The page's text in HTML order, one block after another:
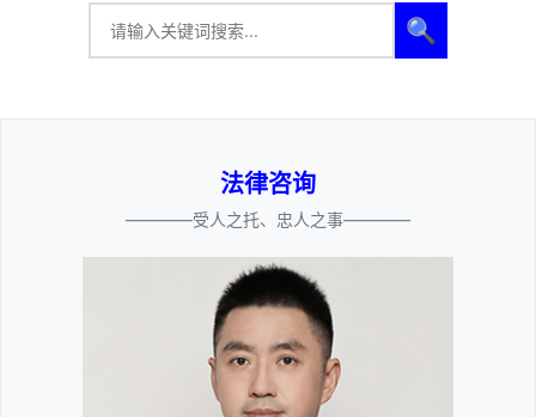
🔍
法律咨询
————受人之托、忠人之事————